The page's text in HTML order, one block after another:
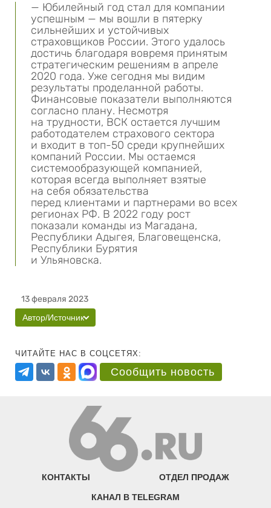
— Юбилейный год стал для компании
успешным — мы вошли в пятерку
сильнейших и устойчивых
страховщиков России. Этого удалось
достичь благодаря вовремя принятым
стратегическим решениям в апреле
2020 года. Уже сегодня мы видим
результаты проделанной работы.
Финансовые показатели выполняются
согласно плану. Несмотря
на трудности, ВСК остается лучшим
работодателем страхового сектора
и входит в топ-50 среди крупнейших
компаний России. Мы остаемся
системообразующей компанией,
которая всегда выполняет взятые
на себя обязательства
перед клиентами и партнерами во всех
регионах РФ. В 2022 году рост
показали команды из Магадана,
Республики Адыгея, Благовещенска,
Республики Бурятия
и Ульяновска.
13 февраля 2023
Автор/Источник
ЧИТАЙТЕ НАС В СОЦСЕТЯХ:
Сообщить новость
КОНТАКТЫ ОТДЕЛ ПРОДАЖ
КАНАЛ В TELEGRAM